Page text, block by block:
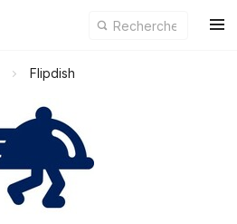
Flipdish